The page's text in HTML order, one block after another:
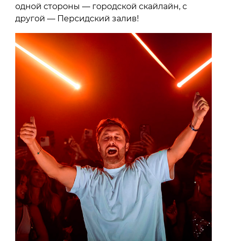
одной стороны — городской скайлайн, с
другой — Персидский залив!